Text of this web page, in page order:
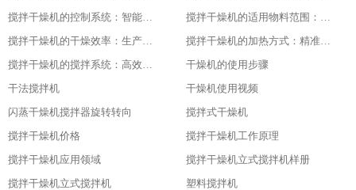
搅拌干燥机的控制系统：智能化的操作体验
搅拌干燥机的适用物料范围：广泛的适应性
搅拌干燥机的干燥效率：生产效益的保障
搅拌干燥机的加热方式：精准控温的关键
搅拌干燥机的搅拌系统：高效混合的核心
干燥机的使用步骤
干法搅拌机
干燥机使用视频
闪蒸干燥机搅拌器旋转转向
搅拌式干燥机
搅拌干燥机价格
搅拌干燥机工作原理
搅拌干燥机应用领域
搅拌干燥机立式搅拌机样册
搅拌干燥机立式搅拌机
塑料搅拌机